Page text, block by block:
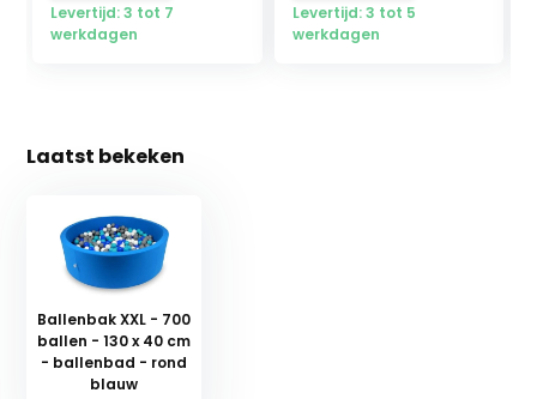
Levertijd: 3 tot 7
werkdagen
Levertijd: 3 tot 5
werkdagen
Laatst bekeken
Ballenbak XXL - 700
ballen - 130 x 40 cm
- ballenbad - rond
blauw